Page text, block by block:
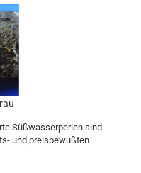
Süßwasserperlen sind
und preisbewußten